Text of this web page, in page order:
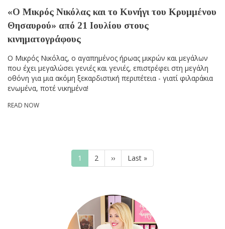
«Ο Μικρός Νικόλας και το Κυνήγι του Κρυμμένου
Θησαυρού» από 21 Ιουλίου στους
κινηματογράφους
Ο Μικρός Νικόλας, ο αγαπημένος ήρωας μικρών και μεγάλων
που έχει μεγαλώσει γενιές και γενιές, επιστρέφει στη μεγάλη
οθόνη για μια ακόμη ξεκαρδιστική περιπέτεια - γιατί φιλαράκια
ενωμένα, ποτέ νικημένα!
READ NOW
Current
page
1 Page
2
Next
page
››
Last
page
Last »